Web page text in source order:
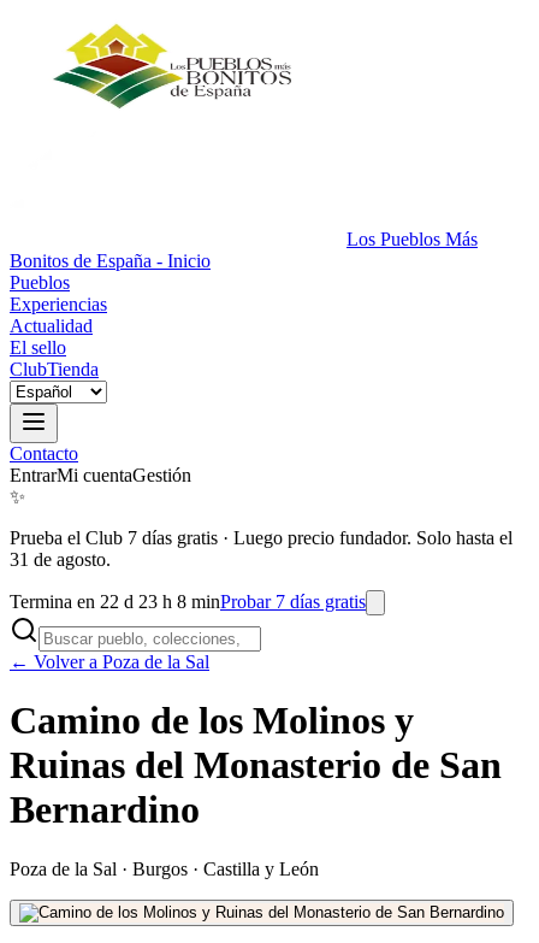
Los Pueblos Más
Bonitos de España - Inicio
Pueblos
Experiencias
Actualidad
El sello
ClubTienda
Contacto
EntrarMi cuentaGestión
✨
Prueba el Club 7 días gratis · Luego precio fundador. Solo hasta el
31 de agosto.
Termina en 22 d 23 h 8 minProbar 7 días gratis
← Volver a Poza de la Sal
Camino de los Molinos y
Ruinas del Monasterio de San
Bernardino
Poza de la Sal · Burgos · Castilla y León